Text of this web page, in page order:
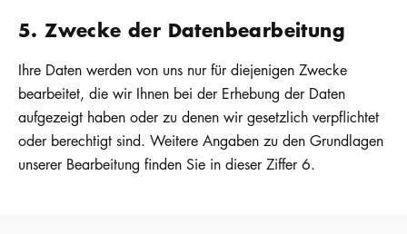
5. Zwecke der Datenbearbeitung
Ihre Daten werden von uns nur für diejenigen Zwecke
bearbeitet, die wir Ihnen bei der Erhebung der Daten
aufgezeigt haben oder zu denen wir gesetzlich verpflichtet
oder berechtigt sind. Weitere Angaben zu den Grundlagen
unserer Bearbeitung finden Sie in dieser Ziffer 6.